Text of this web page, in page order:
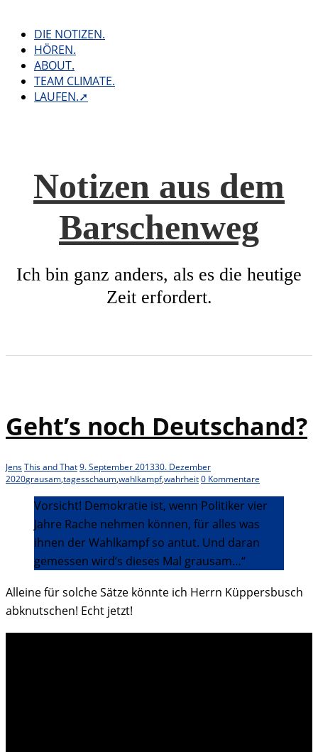
contentDIE NOTIZEN.
HÖREN.
ABOUT.
TEAM CLIMATE.
LAUFEN.➚
Notizen aus dem
Barschenweg
Ich bin ganz anders, als es die heutige
Zeit erfordert.
Geht’s noch Deutschand?
JensThis and That9. September 201330. Dezember
2020grausam,tagesschaum,wahlkampf,wahrheit0 Kommentare
Vorsicht! Demokratie ist, wenn Politiker vier
Jahre Rache nehmen können, für alles was
ihnen der Wahlkampf so antut. Und daran
gemessen wird’s dieses Mal grausam…“
Alleine für solche Sätze könnte ich Herrn Küppersbusch
abknutschen! Echt jetzt!